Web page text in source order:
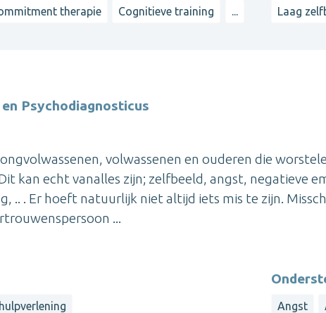
therapie Cognitieve training Laag
Psychodiagnosticus
volwassenen en ouderen die
kan echt vanalles zijn; zelfbeeld, angst, negatieve
.. . Er hoeft natuurlijk niet altijd iets mis te zijn.
...
Angst